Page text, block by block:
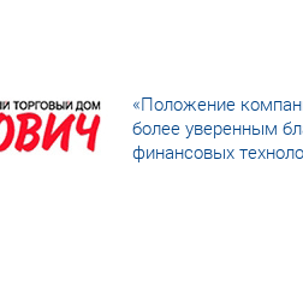
«Положение
более уверенным
финансовых